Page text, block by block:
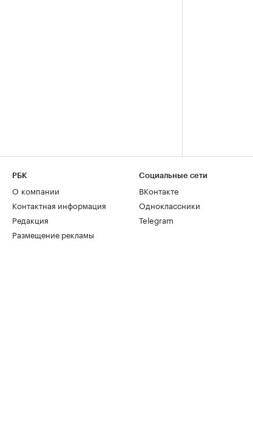
РБК
О компании
Контактная информация
Редакция
Размещение рекламы
Социальные сети
ВКонтакте
Одноклассники
Telegram